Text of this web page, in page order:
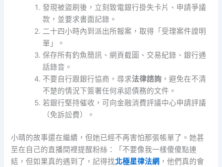
發現被盜刷後，立刻致電銀行掛失卡片、申請爭議
款，並要求書面記錄。
二十四小時內到派出所報案，取得「受理案件證明
單」。
保存所有釣魚簡訊、網頁截圖、交易紀錄、銀行通
話錄音。
不要自行跟銀行協商，尋求法律諮詢 ，避免在不清
不楚的情況下簽署任何承認債務的文件。
若銀行堅持催收，可向金融消費評議中心申請評議
（免訴訟費）。
小晴的故事還在繼續，但她已經不再害怕那張帳單了。她甚
至在自己的直播間裡提醒粉絲：「不要像我一樣傻傻點連
結，但如果真的遇到了，記得找北極星律法網 ，他們真的會